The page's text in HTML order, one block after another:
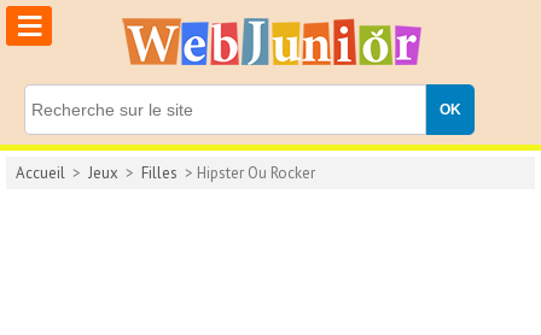
≡
Accueil > Jeux > Filles > Hipster Ou Rocker